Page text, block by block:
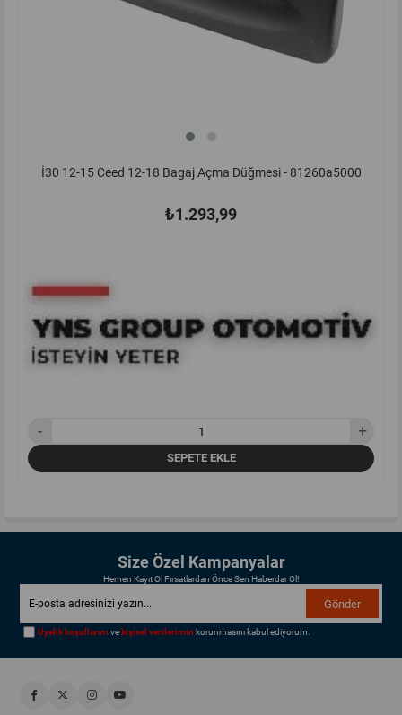
İ30 12-15 Ceed 12-18 Bagaj Açma Düğmesi - 81260a5000
₺1.293,99
SEPETE EKLE
Size Özel Kampanyalar
Hemen Kayıt Ol Fırsatlardan Önce Sen Haberdar Ol!
Gönder
Üyelik koşullarını ve kişisel verilerimin korunmasını kabul ediyorum.